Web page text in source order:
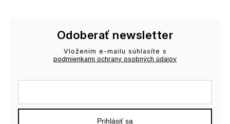
Odoberať newsletter
Vložením e-mailu súhlasíte s
podmienkami ochrany osobných údajov
Prihlásiť sa